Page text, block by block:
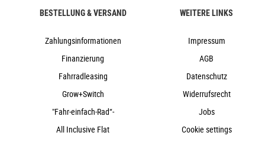
Diamant
nein
Aluminium
Kettenschaltung
BESTELLUNG & VERSAND
Zahlungsinformationen
Finanzierung
Fahrradleasing
Grow+Switch
"Fahr-einfach-Rad“-
All Inclusive Flat
WEITERE LINKS
Impressum
AGB
Datenschutz
Widerrufsrecht
Jobs
Cookie settings